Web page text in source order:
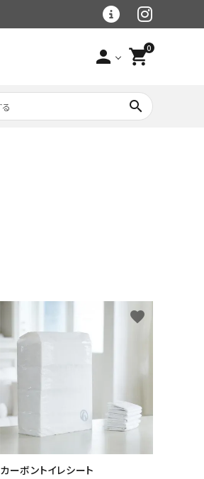
person 0
shopping_cart
トイレ・消臭衛生
ベース手作り食材・
野菜・穀物食材
search
カーボントイレシート
favorite